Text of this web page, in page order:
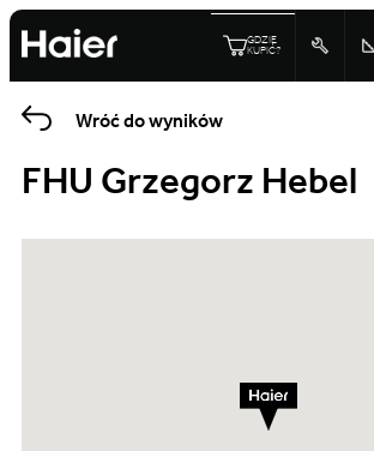
GDZIE
KUPIĆ?
Wróć do wyników
FHU Grzegorz Hebel